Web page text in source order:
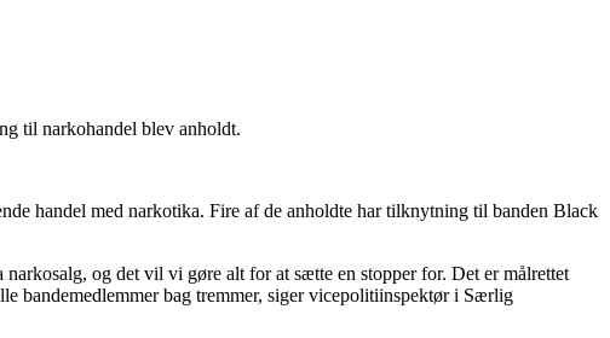
til narkohandel blev anholdt.
handel med narkotika. Fire af de anholdte har tilknytning til banden Black
og det vil vi gøre alt for at sætte en stopper for. Det er målrettet
bandemedlemmer bag tremmer, siger vicepolitiinspektør i Særlig